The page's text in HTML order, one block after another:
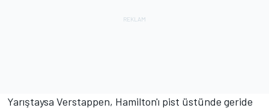
Yarıştaysa Verstappen, Hamilton'ı pist üstünde geride